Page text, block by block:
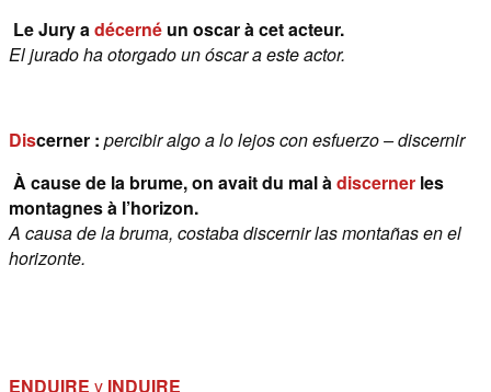
Le Jury adécerné un oscar à cet acteur.
El jurado ha otorgado un óscar a este actor.
Discerner : percibir algo a lo lejos con esfuerzo – discernir
À cause de la brume, on avait du mal àdiscerner les
montagnes à l’horizon.
A causa de la bruma, costaba discernir las montañas en el
horizonte.
ENDUIRE y INDUIRE